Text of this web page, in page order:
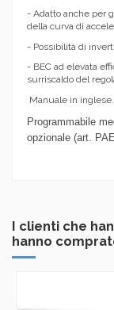
- Adatto anche per
della curva di
- Possibilità di
- BEC ad elevata
surriscaldo del
Manuale in inglese.
Programmabile
opzionale (art.
I clienti che
hanno